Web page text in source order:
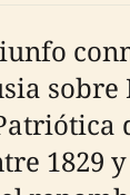
sobre
1829